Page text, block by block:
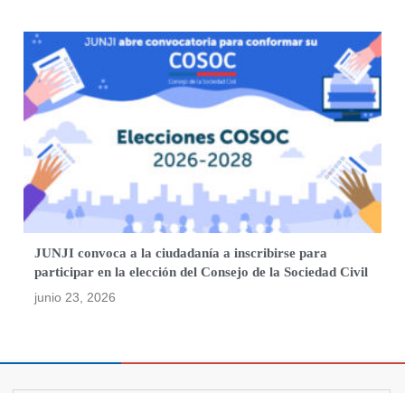
JUNJI convoca a la ciudadanía a inscribirse para
participar en la elección del Consejo de la Sociedad Civil
junio 23, 2026